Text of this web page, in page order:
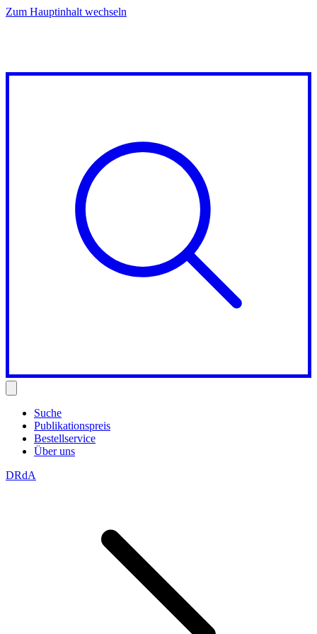
Zum Hauptinhalt wechseln
Suche
Publikationspreis
Bestellservice
Über uns
DRdA